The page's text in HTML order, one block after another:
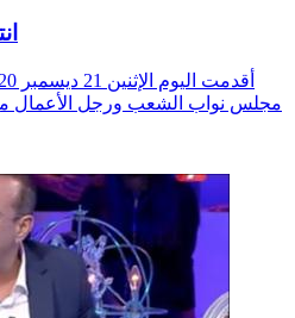
مجلس نواب الشعب ورجل الأعمال